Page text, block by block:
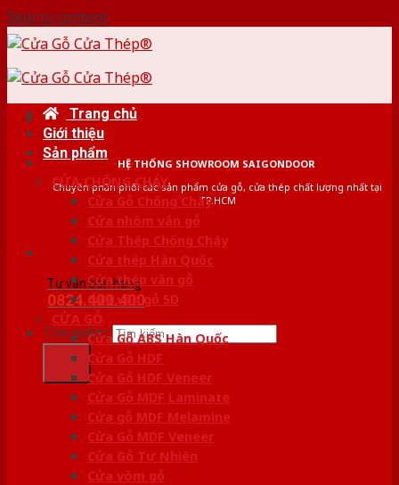
Skip to content
HỆ THỐNG SHOWROOM SAIGONDOOR
Chuyên phân phối các sản phẩm cửa gỗ, cửa thép chất lượng nhất tại
TP.HCM
Tư vấn bán hàng
0824.400.400
Tìm kiếm:
Trang chủ
Giới thiệu
Sản phẩm
CỬA CHỐNG CHÁY
Cửa Gỗ Chống Cháy
Cửa nhôm vân gỗ
Cửa Thép Chống Cháy
Cửa thép Hàn Quốc
Cửa thép vân gỗ
Cửa vân gỗ 5D
CỬA GỖ
Cửa Gỗ ABS Hàn Quốc
Cửa Gỗ HDF
Cửa Gỗ HDF Veneer
Cửa Gỗ MDF Laminate
Cửa gỗ MDF Melamine
Cửa Gỗ MDF Veneer
Cửa Gỗ Tự Nhiên
Cửa vòm gỗ